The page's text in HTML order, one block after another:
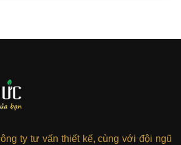
ty tư vấn thiết kế, cùng với đội ngũ